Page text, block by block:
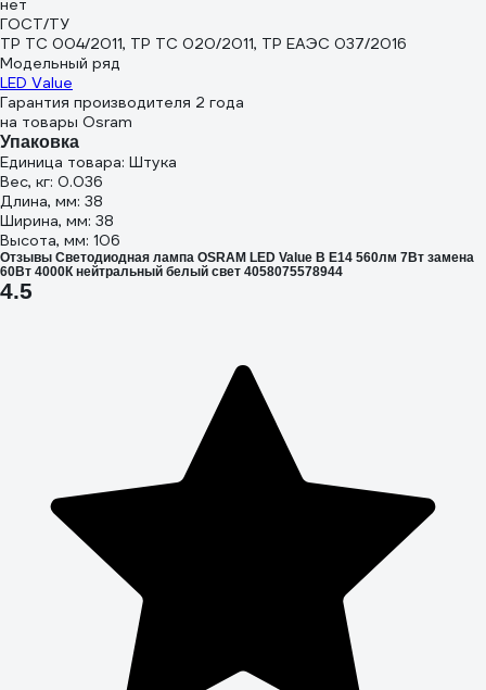
нет
ГОСТ/ТУ
ТР ТС 004/2011, ТР ТС 020/2011, ТР ЕАЭС 037/2016
Модельный ряд
LED Value
Гарантия производителя 2 года
на товары Osram
Упаковка
Единица товара: Штука
Вес, кг: 0.036
Длина, мм: 38
Ширина, мм: 38
Высота, мм: 106
Отзывы Светодиодная лампа OSRAM LED Value B E14 560лм 7Вт замена
60Вт 4000К нейтральный белый свет 4058075578944
4.5